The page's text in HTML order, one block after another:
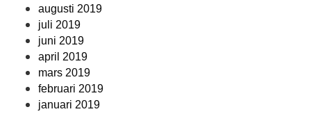
augusti 2019
juli 2019
juni 2019
april 2019
mars 2019
februari 2019
januari 2019